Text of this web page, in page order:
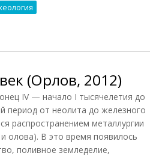
(Орлов, 2012)
IV — начало I тысячелетия до
период от неолита до железного
распространением металлургии
олова). В это время появилось
поливное земледелие,